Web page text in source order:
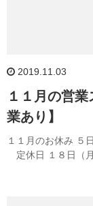
2019.11.03
１１月の営
業あり】
１１月のお休み
定休日 １８日（